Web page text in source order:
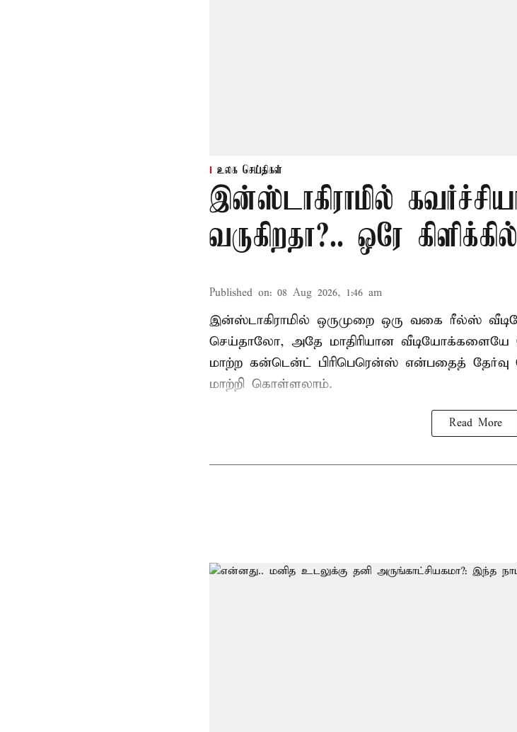
உலக செய்திகள்
இன்ஸ்டாகிராமில்
வருகிறதா?.. ஒரே
Published on: 08 Aug 2026, 1:46 am
இன்ஸ்டாகிராமில் ஒருமுறை ஒரு வகை ரீல்ஸ்
செய்தாலோ, அதே மாதிரியான வீடியோக்களையே
மாற்ற கன்டென்ட் பிரிபெரென்ஸ் என்பதைத் தேர்வு
மாற்றி கொள்ளலாம்.
Read More